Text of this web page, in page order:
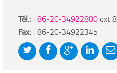
Tél.: +86-20-34922880ext
Fax: +86-20-34922345